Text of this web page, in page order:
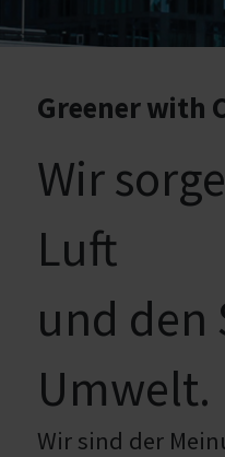
Greener with
Wir
Luft
und den
Umwelt.
Wir sind der